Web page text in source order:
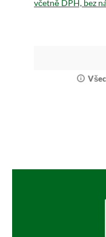
včetně DPH, bez